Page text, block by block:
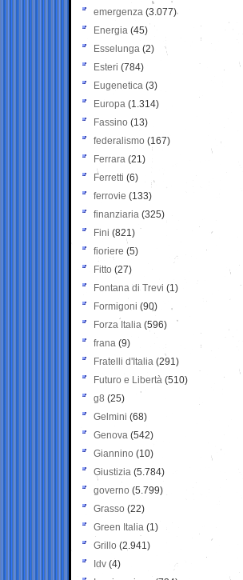
emergenza (3.077)
Energia (45)
Esselunga (2)
Esteri (784)
Eugenetica (3)
Europa (1.314)
Fassino (13)
federalismo (167)
Ferrara (21)
Ferretti (6)
ferrovie (133)
finanziaria (325)
Fini (821)
fioriere (5)
Fitto (27)
Fontana di Trevi (1)
Formigoni (90)
Forza Italia (596)
frana (9)
Fratelli d'Italia (291)
Futuro e Libertà (510)
g8 (25)
Gelmini (68)
Genova (542)
Giannino (10)
Giustizia (5.784)
governo (5.799)
Grasso (22)
Green Italia (1)
Grillo (2.941)
Idv (4)